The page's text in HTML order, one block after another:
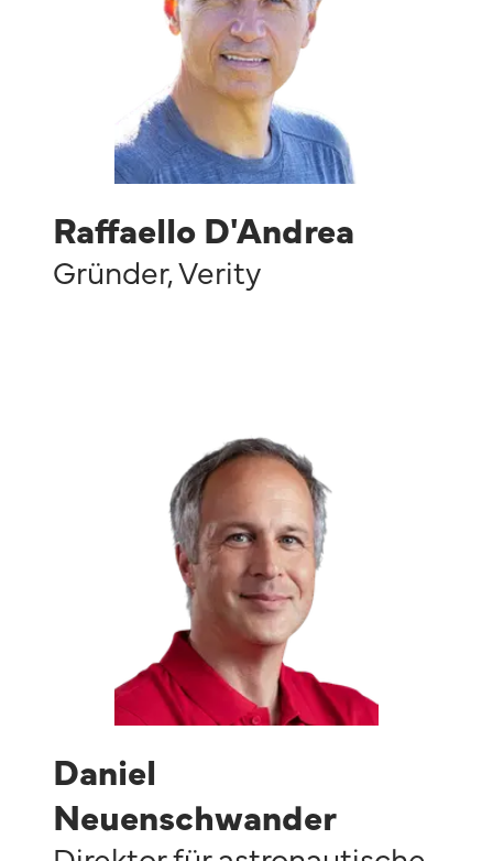
Raffaello D'Andrea
Gründer,Verity
Daniel
Neuenschwander